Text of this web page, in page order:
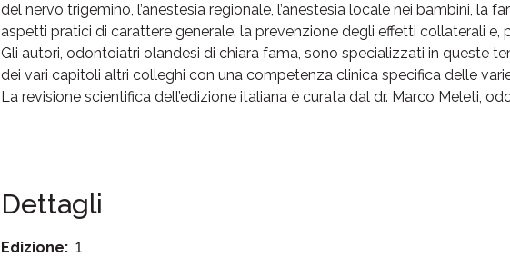
del nervo trigemino, l’anestesia regionale, l’anestesia locale nei bambini, la
aspetti pratici di carattere generale, la prevenzione degli effetti collaterali e,
Gli autori, odontoiatri olandesi di chiara fama, sono specializzati in queste
dei vari capitoli altri colleghi con una competenza clinica specifica delle
La revisione scientifica dell’edizione italiana è curata dal dr. Marco Meleti,
Dettagli
Edizione: 1